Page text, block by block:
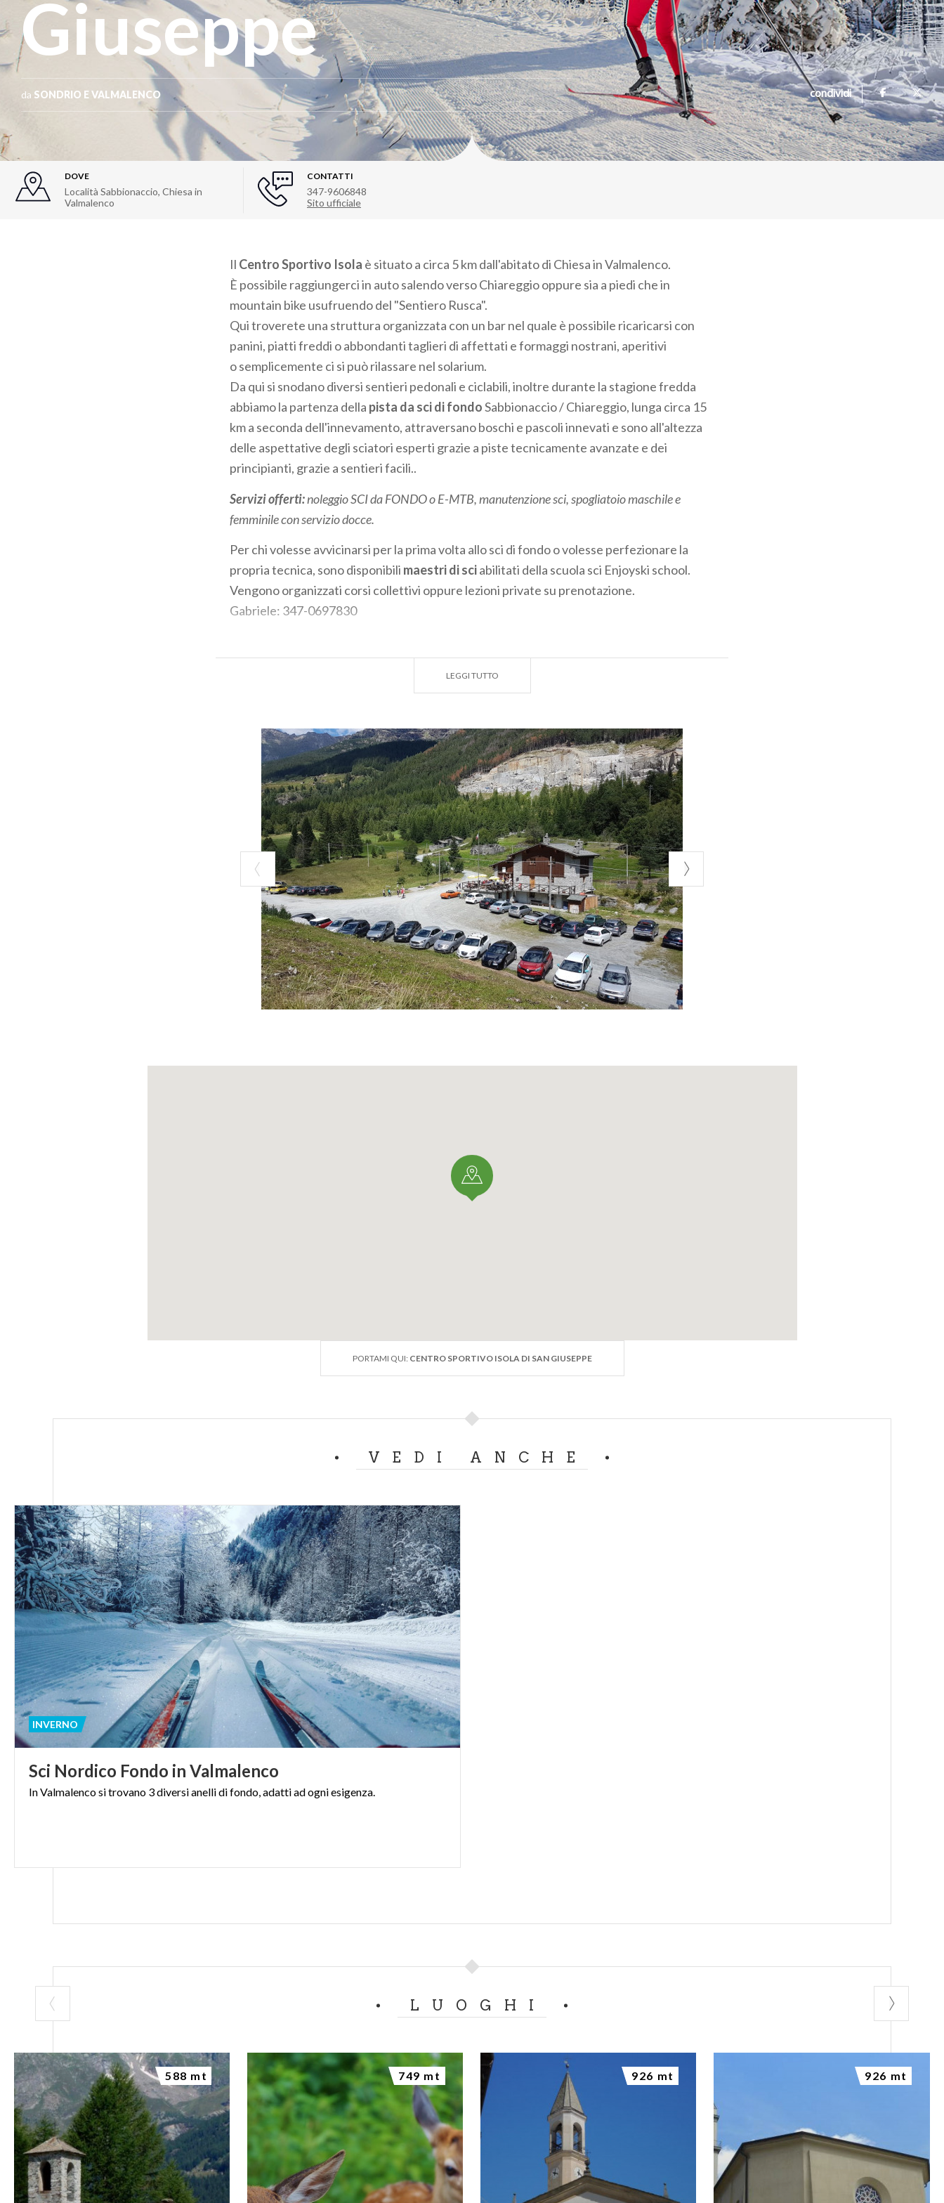
Giuseppe
da SONDRIO E VALMALENCO condividi
DOVE
Località Sabbionaccio, Chiesa in
Valmalenco
CONTATTI
347-9606848
Sito ufficiale
Il Centro Sportivo Isola è situato a circa 5 km dall'abitato di Chiesa in Valmalenco.
È possibile raggiungerci in auto salendo verso Chiareggio oppure sia a piedi che in
mountain bike usufruendo del "Sentiero Rusca".
Qui troverete una struttura organizzata con un bar nel quale è possibile ricaricarsi con
panini, piatti freddi o abbondanti taglieri di affettati e formaggi nostrani, aperitivi
o semplicemente ci si può rilassare nel solarium.
Da qui si snodano diversi sentieri pedonali e ciclabili, inoltre durante la stagione fredda
abbiamo la partenza della pista da sci di fondoSabbionaccio / Chiareggio, lunga circa 15
km a seconda dell'innevamento, attraversano boschi e pascoli innevati e sono all'altezza
delle aspettative degli sciatori esperti grazie a piste tecnicamente avanzate e dei
principianti, grazie a sentieri facili..
Servizi offerti:noleggio SCI da FONDO o E-MTB, manutenzione sci, spogliatoio maschile e
femminile con servizio docce.
Per chi volesse avvicinarsi per la prima volta allo sci di fondo o volesse perfezionare la
propria tecnica, sono disponibili maestri di sciabilitati della scuola sci Enjoyski school.
Vengono organizzati corsi collettivi oppure lezioni private su prenotazione.
Gabriele: 347-0697830
stretto contatto con la natura, è possibile effettuarepasseggiate a cavallo
accompagnati sia per bambini che per adulti.
ad esempio il bellissimo Lagazzuolo, Sentiero dei Cervi, Sentiero Rusca, Chiareggio e
tanto altro....
Uno degli sport emergenti degli ultimi anni è il Nordic Walking, la tecnica di camminata
con l´ausilio dei bastoncini nata in Scandinavia.
Questa tencica è molto salutare in quanto coinvolge il 96% dei muscoli del nostro corpo. E
´ possibile prenotare delle lezioni private o collettive eseguite da maestri qualificati.
LEGGI TUTTO
PORTAMI QUI: CENTRO SPORTIVO ISOLA DI SAN GIUSEPPE
VEDI ANCHE
Sci Nordico Fondo in Valmalenco
InValmalencositrovano 3diversianellidifondo,adattiadogniesigenza.
INVERNO
LUOGHI
588 mt 749 mt 926 mt 926 mt